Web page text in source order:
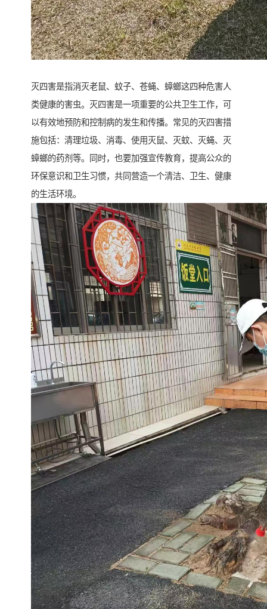
灭四害是指消灭老鼠、蚊子、苍蝇、蟑螂这四种危害人
类健康的害虫。灭四害是一项重要的公共卫生工作，可
以有效地预防和控制病的发生和传播。常见的灭四害措
施包括：清理垃圾、消毒、使用灭鼠、灭蚊、灭蝇、灭
蟑螂的药剂等。同时，也要加强宣传教育，提高公众的
环保意识和卫生习惯，共同营造一个清洁、卫生、健康
的生活环境。